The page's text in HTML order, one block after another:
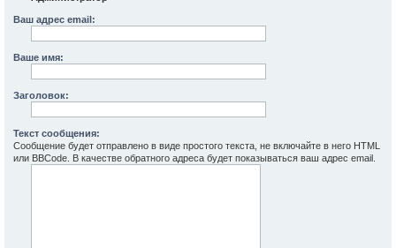
Ваш адрес email:
Ваше имя:
Заголовок:
Текст сообщения:
Сообщение будет отправлено в виде простого текста, не включайте в него HTML
или BBCode. В качестве обратного адреса будет показываться ваш адрес email.